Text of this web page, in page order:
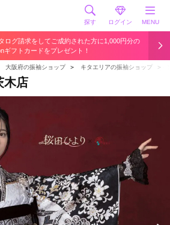
探す ログイン MENU
ログ請求をしてご成約された方に1,000円分の
ギフトカードをプレゼント！
大阪府の振袖ショップ ＞ キタエリアの振袖ショップ ＞
店